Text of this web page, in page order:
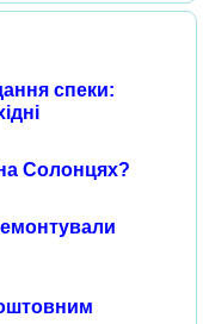
спеки:
Солонцях?